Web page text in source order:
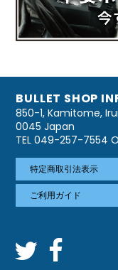
BULLET SHOP
850-1, Kamitome,
0045 Japan
TEL 049-257-7554
特定商取引法表示
ご利用ガイド